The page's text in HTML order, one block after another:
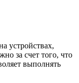
устройствах,
за счет того, что
выполнять